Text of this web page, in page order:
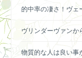
的中率の凄さ！ヴェ
ヴリンダーヴァンか
物質的な人は良い事